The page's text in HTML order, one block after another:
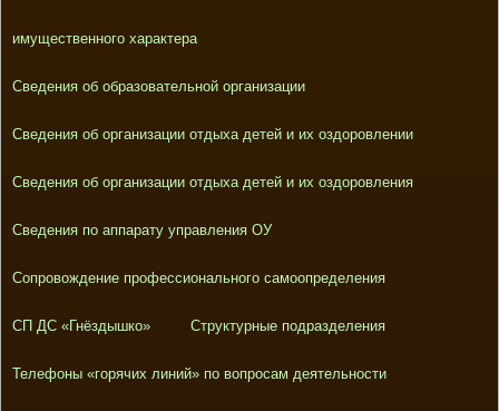
имущественного характера
Сведения об образовательной организации
Сведения об организации отдыха детей и их оздоровлении
Сведения об организации отдыха детей и их оздоровления
Сведения по аппарату управления ОУ
Сопровождение профессионального самоопределения
СП ДС «Гнёздышко» Структурные подразделения
Телефоны «горячих линий» по вопросам деятельности